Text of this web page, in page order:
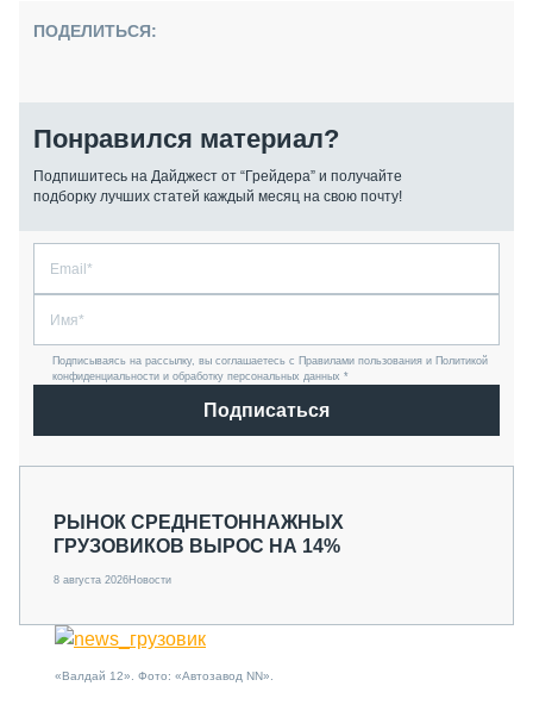
ПОДЕЛИТЬСЯ:
Понравился материал?
Подпишитесь на Дайджест от “Грейдера” и получайте
подборку лучших статей каждый месяц на свою почту!
Подписываясь на рассылку, вы соглашаетесь с Правилами пользования и Политикой
конфиденциальности и обработку персональных данных *
Подписаться
РЫНОК СРЕДНЕТОННАЖНЫХ
ГРУЗОВИКОВ ВЫРОС НА 14%
8 августа 2026Новости
«Валдай 12». Фото: «Автозавод NN».